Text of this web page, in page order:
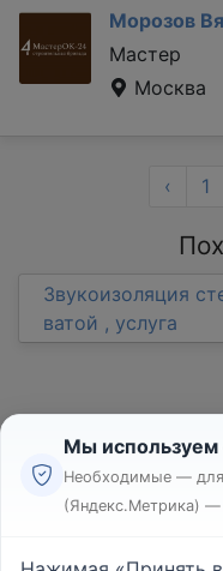
Морозов
Мастер
Москва
‹ 1
Звукоизоляция
ватой , услуга
Мы
Необходимые — для
(Яндекс.Метрика) —